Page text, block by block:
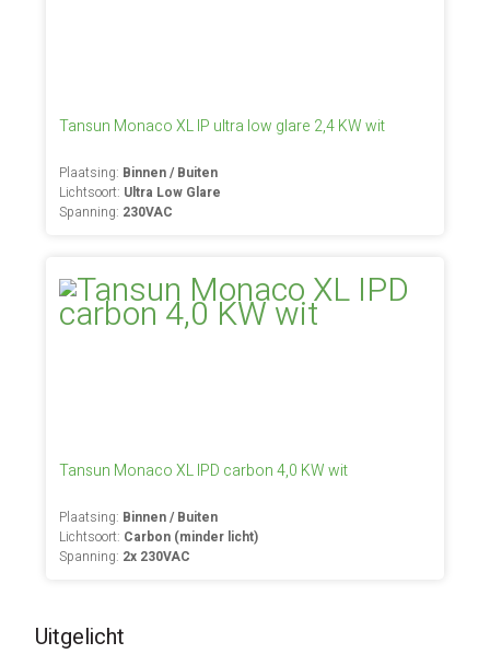
Tansun Monaco XL IP ultra low glare 2,4 KW wit
Plaatsing: Binnen / Buiten
Lichtsoort: Ultra Low Glare
Spanning: 230VAC
Tansun Monaco XL IPD carbon 4,0 KW wit
Plaatsing: Binnen / Buiten
Lichtsoort: Carbon (minder licht)
Spanning: 2x 230VAC
Uitgelicht